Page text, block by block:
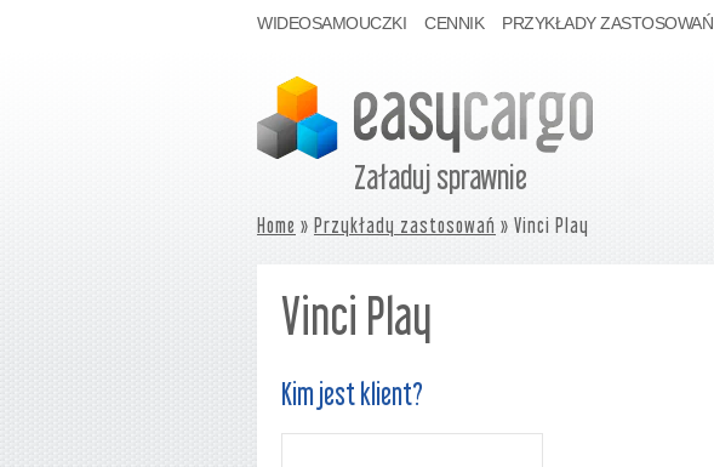
WIDEOSAMOUCZKI CENNIK PRZYKŁADY ZASTOSOWAŃ
Załaduj sprawnie
Home » Przykłady zastosowań » Vinci Play
Vinci Play
Kim jest klient?